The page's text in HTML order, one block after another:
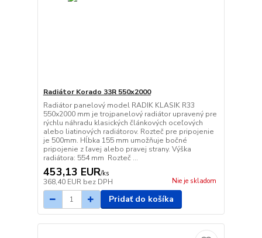
Radiátor Korado 33R 550x2000
Radiátor panelový model RADIK KLASIK R33
550x2000 mm je trojpanelový radiátor upravený pre
rýchlu náhradu klasických článkových oceľových
alebo liatinových radiátorov. Rozteč pre pripojenie
je 500mm. Hĺbka 155 mm umožňuje bočné
pripojenie z ľavej alebo pravej strany. Výška
radiátora: 554 mm Rozteč ...
453,13 EUR/ks
368,40 EUR bez DPH Nie je skladom
Pridať do košíka